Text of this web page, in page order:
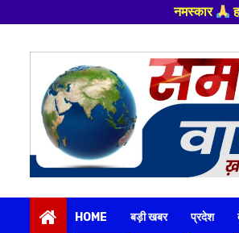
हमारे न्यूज पोर्टल - मे आपका
content
HOME बड़ी खबर प्रदेश